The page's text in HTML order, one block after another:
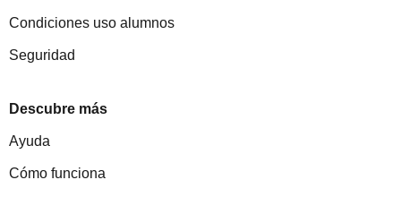
Condiciones uso alumnos
Seguridad
Descubre más
Ayuda
Cómo funciona